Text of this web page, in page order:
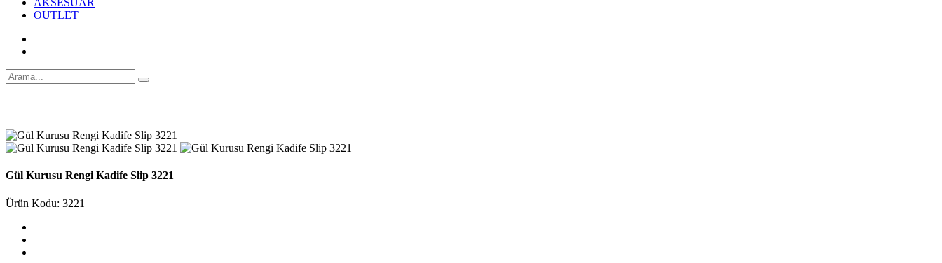
AKSESUAR
OUTLET
Gül Kurusu Rengi Kadife Slip 3221
Ürün Kodu: 3221